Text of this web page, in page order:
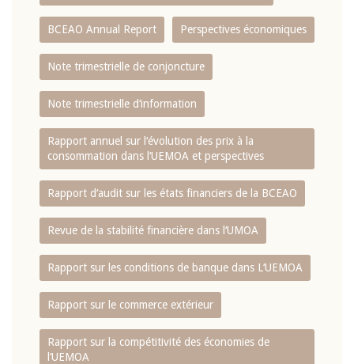
BCEAO Annual Report Perspectives économiques
Note trimestrielle de conjoncture
Note trimestrielle d‘information
Rapport annuel sur l‘évolution des prix à la
consommation dans l‘UEMOA et perspectives
Rapport d‘audit sur les états financiers de la BCEAO
Revue de la stabilité financière dans l‘UMOA
Rapport sur les conditions de banque dans L‘UEMOA
Rapport sur le commerce extérieur
Rapport sur la compétitivité des économies de
l‘UEMOA